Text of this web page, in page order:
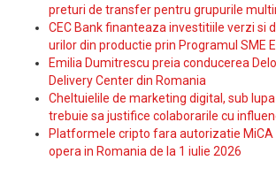
preturi de transfer pentru grupurile
CEC Bank finanteaza investitiile verzi si
urilor din productie prin Programul SME
Emilia Dumitrescu preia conducerea
Delivery Center din Romania
Cheltuielile de marketing digital, sub
trebuie sa justifice colaborarile cu
Platformele cripto fara autorizatie MiCA
opera in Romania de la 1 iulie 2026